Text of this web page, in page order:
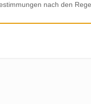
nach den